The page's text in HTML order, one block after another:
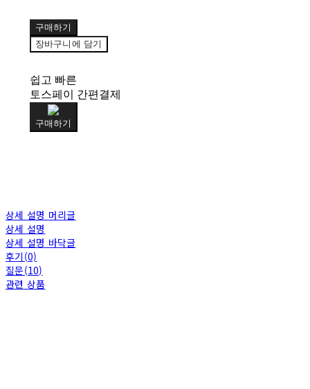
구매하기
장바구니에 담기
쉽고 빠른
토스페이 간편결제
구매하기
상세 설명 머리글
상세 설명
상세 설명 바닥글
후기(0)
질문(10)
관련 상품